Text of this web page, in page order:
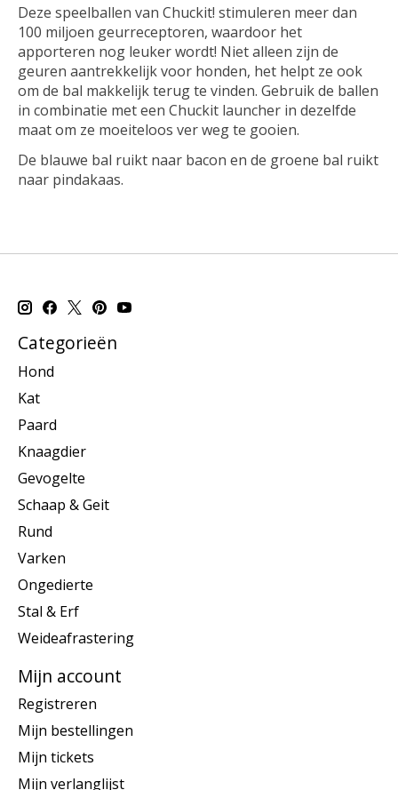
Deze speelballen van Chuckit! stimuleren meer dan
100 miljoen geurreceptoren, waardoor het
apporteren nog leuker wordt! Niet alleen zijn de
geuren aantrekkelijk voor honden, het helpt ze ook
om de bal makkelijk terug te vinden. Gebruik de ballen
in combinatie met een Chuckit launcher in dezelfde
maat om ze moeiteloos ver weg te gooien.
De blauwe bal ruikt naar bacon en de groene bal ruikt
naar pindakaas.
Categorieën
Hond
Kat
Paard
Knaagdier
Gevogelte
Schaap & Geit
Rund
Varken
Ongedierte
Stal & Erf
Weideafrastering
Mijn account
Registreren
Mijn bestellingen
Mijn tickets
Mijn verlanglijst